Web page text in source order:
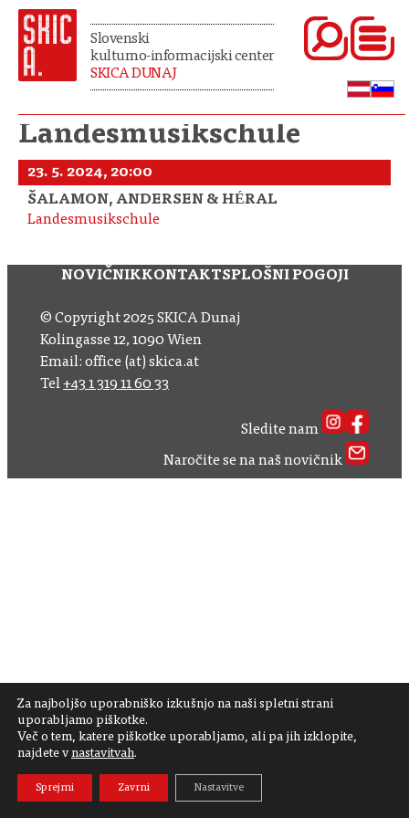
Slovenski
kulturno-informacijski center
SKICA DUNAJ
Landesmusikschule
23. 5. 2024, 20:00
ŠALAMON, ANDERSEN & HÉRAL
Landesmusikschule
Za najboljšo uporabniško izkušnjo na naši spletni strani
uporabljamo piškotke.
Več o tem, katere piškotke uporabljamo, ali pa jih izklopite,
najdete v nastavitvah.
Sprejmi Zavrni Nastavitve
NOVIČNIKKONTAKTSPLOŠNI POGOJI
© Copyright 2025 SKICA Dunaj
Kolingasse 12, 1090 Wien
Email: office (at) skica.at
Tel+43 1 319 11 60 33
Sledite nam
Naročite se na naš novičnik